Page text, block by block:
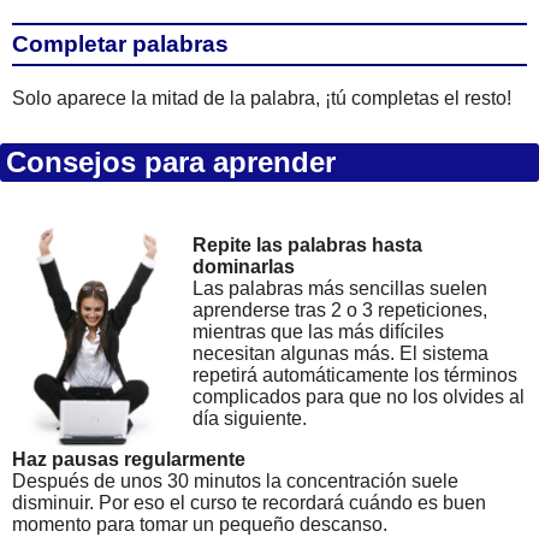
Completar palabras
Solo aparece la mitad de la palabra, ¡tú completas el resto!
Consejos para aprender
Repite las palabras hasta
dominarlas
Las palabras más sencillas suelen
aprenderse tras 2 o 3 repeticiones,
mientras que las más difíciles
necesitan algunas más. El sistema
repetirá automáticamente los términos
complicados para que no los olvides al
día siguiente.
Haz pausas regularmente
Después de unos 30 minutos la concentración suele
disminuir. Por eso el curso te recordará cuándo es buen
momento para tomar un pequeño descanso.